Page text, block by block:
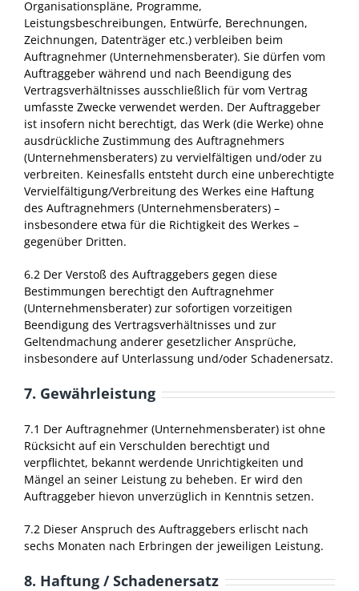
Organisationspläne, Programme,
Leistungsbeschreibungen, Entwürfe, Berechnungen,
Zeichnungen, Datenträger etc.) verbleiben beim
Auftragnehmer (Unternehmensberater). Sie dürfen vom
Auftraggeber während und nach Beendigung des
Vertragsverhältnisses ausschließlich für vom Vertrag
umfasste Zwecke verwendet werden. Der Auftraggeber
ist insofern nicht berechtigt, das Werk (die Werke) ohne
ausdrückliche Zustimmung des Auftragnehmers
(Unternehmensberaters) zu vervielfältigen und/oder zu
verbreiten. Keinesfalls entsteht durch eine unberechtigte
Vervielfältigung/Verbreitung des Werkes eine Haftung
des Auftragnehmers (Unternehmensberaters) –
insbesondere etwa für die Richtigkeit des Werkes –
gegenüber Dritten.
6.2 Der Verstoß des Auftraggebers gegen diese
Bestimmungen berechtigt den Auftragnehmer
(Unternehmensberater) zur sofortigen vorzeitigen
Beendigung des Vertragsverhältnisses und zur
Geltendmachung anderer gesetzlicher Ansprüche,
insbesondere auf Unterlassung und/oder Schadenersatz.
7. Gewährleistung
7.1 Der Auftragnehmer (Unternehmensberater) ist ohne
Rücksicht auf ein Verschulden berechtigt und
verpflichtet, bekannt werdende Unrichtigkeiten und
Mängel an seiner Leistung zu beheben. Er wird den
Auftraggeber hievon unverzüglich in Kenntnis setzen.
7.2 Dieser Anspruch des Auftraggebers erlischt nach
sechs Monaten nach Erbringen der jeweiligen Leistung.
8. Haftung / Schadenersatz